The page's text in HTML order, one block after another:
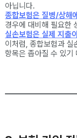
아닙니다.
종합보험은 질병/상해
경우에 대비해 필요한
실손보험은 실제 지출
이처럼, 종합보험과 실
항목은 좁아질 수 있기